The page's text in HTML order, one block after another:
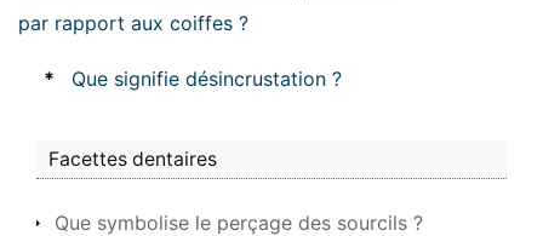
par rapport aux coiffes ?
* Que signifie désincrustation ?
Facettes dentaires
Que symbolise le perçage des sourcils ?